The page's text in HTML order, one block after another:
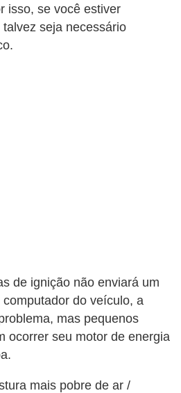
isso, se você estiver
seja necessário
de ignição não enviará um
do veículo, a
mas pequenos
ocorrer seu motor de energia
mais pobre de ar /